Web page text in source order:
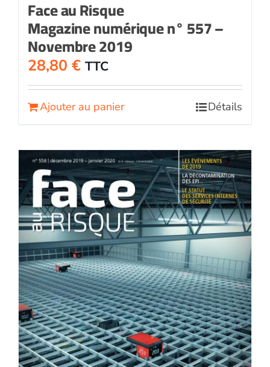
Face au Risque
Magazine numérique n° 557 –
Novembre 2019
28,80 € TTC
Ajouter au panier Détails